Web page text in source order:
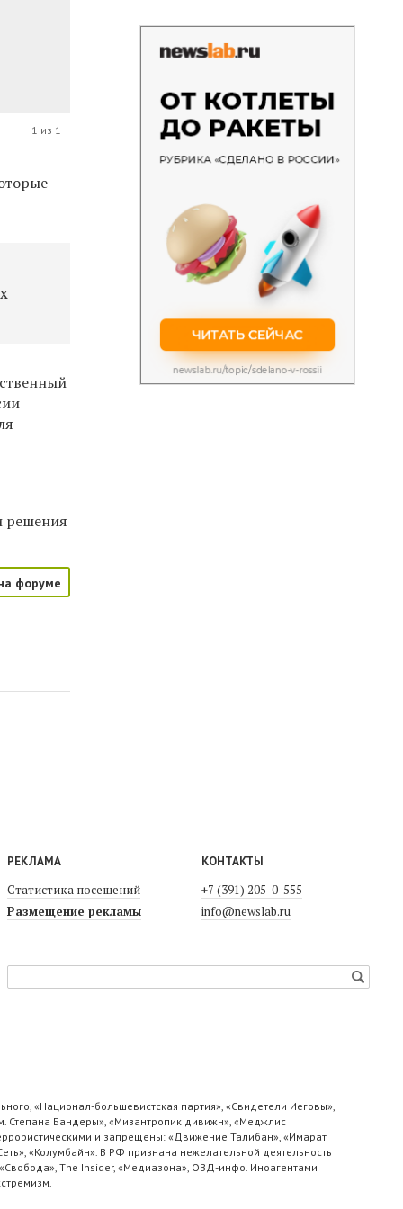
1 из 1
решения
форуме
РЕКЛАМА
Статистика посещений
Размещение рекламы
КОНТАКТЫ
+7 (391) 205-0-555
info@newslab.ru
«Национал-большевистская партия», «Свидетели Иеговы»,
Степана Бандеры», «Мизантропик дивижн», «Меджлис
и запрещены: «Движение Талибан», «Имарат
«Колумбайн». В РФ признана нежелательной деятельность
The Insider, «Медиазона», ОВД-инфо. Иноагентами